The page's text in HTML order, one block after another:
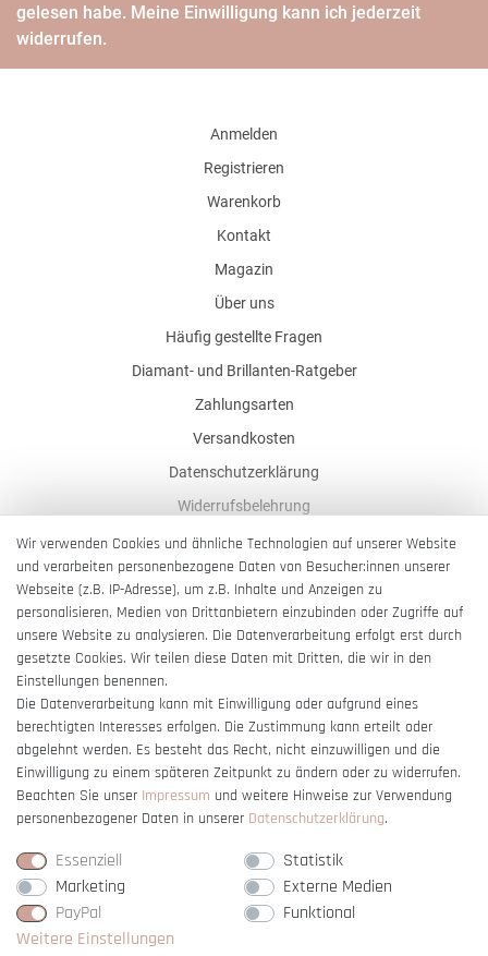
gelesen habe. Meine Einwilligung kann ich jederzeit
widerrufen.
Anmelden
Registrieren
Warenkorb
Kontakt
Magazin
Über uns
Häufig gestellte Fragen
Diamant- und Brillanten-Ratgeber
Zahlungsarten
Versandkosten
Datenschutzerklärung
Widerrufsbelehrung
AGB
Impressum
Barrierefreiheitserklärung
Vertrag widerrufen
Wir verwenden Cookies und ähnliche Technologien auf unserer Website
und verarbeiten personenbezogene Daten von Besucher:innen unserer
Webseite (z.B. IP-Adresse), um z.B. Inhalte und Anzeigen zu
personalisieren, Medien von Drittanbietern einzubinden oder Zugriffe auf
unsere Website zu analysieren. Die Datenverarbeitung erfolgt erst durch
gesetzte Cookies. Wir teilen diese Daten mit Dritten, die wir in den
Einstellungen benennen.
Die Datenverarbeitung kann mit Einwilligung oder aufgrund eines
berechtigten Interesses erfolgen. Die Zustimmung kann erteilt oder
abgelehnt werden. Es besteht das Recht, nicht einzuwilligen und die
Einwilligung zu einem späteren Zeitpunkt zu ändern oder zu widerrufen.
Beachten Sie unser Impressum und weitere Hinweise zur Verwendung
personenbezogener Daten in unserer Daten­schutz­erklärung.
Essenziell
Statistik
Marketing
Externe Medien
PayPal
Funktional
Weitere Einstellungen